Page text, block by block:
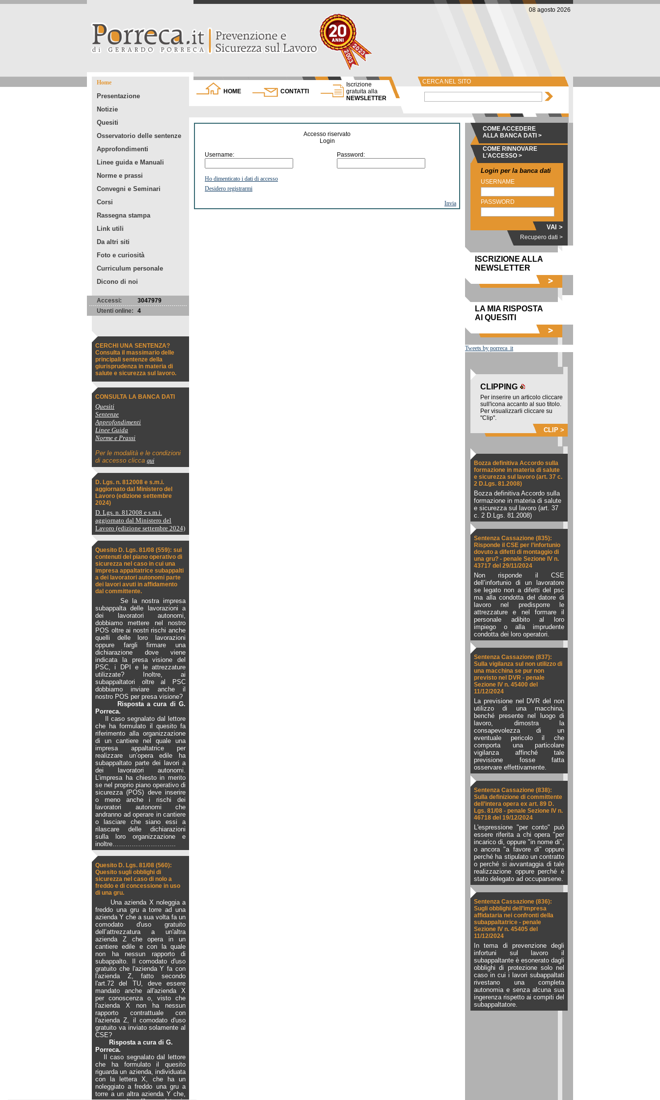
08 agosto 2026
Home
Presentazione
Notizie
Quesiti
Osservatorio delle sentenze
Approfondimenti
Linee guida e Manuali
Norme e prassi
Convegni e Seminari
Corsi
Rassegna stampa
Link utili
Da altri siti
Foto e curiosità
Curriculum personale
Dicono di noi
Accessi:
3047979
Utenti online:
4
CERCHI UNA SENTENZA?
Consulta il massimario delle
principali sentenze della
giurisprudenza in materia di
salute e sicurezza sul lavoro.
CONSULTA LA BANCA DATI
Quesiti
Sentenze
Approfondimenti
Linee Guida
Norme e Prassi
Per le modalità e le condizioni
di accesso clicca qui
D. Lgs. n. 812008 e s.m.i.
aggiornato dal Ministero del
Lavoro (edizione settembre
2024)
D. Lgs. n. 812008 e s.m.i.
aggiornato dal Ministero del
Lavoro (edizione settembre 2024)
Quesito D. Lgs. 81/08 (559): sui
contenuti del piano operativo di
sicurezza nel caso in cui una
impresa appaltatrice subappalti
a dei lavoratori autonomi parte
dei lavori avuti in affidamento
dal committente.
Se la nostra impresa
subappalta delle lavorazioni a
dei lavoratori autonomi,
dobbiamo mettere nel nostro
POS oltre ai nostri rischi anche
quelli delle loro lavorazioni
oppure fargli firmare una
dichiarazione dove viene
indicata la presa visione del
PSC, i DPI e le attrezzature
utilizzate? Inoltre, ai
subappaltatori oltre al PSC
dobbiamo inviare anche il
nostro POS per presa visione?
Risposta a cura di G.
Porreca.
Il caso segnalato dal lettore
che ha formulato il quesito fa
riferimento alla organizzazione
di un cantiere nel quale una
impresa appaltatrice per
realizzare un’opera edile ha
subappaltato parte dei lavori a
dei lavoratori autonomi.
L’impresa ha chiesto in merito
se nel proprio piano operativo di
sicurezza (POS) deve inserire
o meno anche i rischi dei
lavoratori autonomi che
andranno ad operare in cantiere
o lasciare che siano essi a
rilascare delle dichiarazioni
sulla loro organizzazione e
inoltre………………………...
Quesito D. Lgs. 81/08 (560):
Quesito sugli obblighi di
sicurezza nel caso di nolo a
freddo e di concessione in uso
di una gru.
Una azienda X noleggia a
freddo una gru a torre ad una
azienda Y che a sua volta fa un
comodato d'uso gratuito
dell’attrezzatura a un'altra
azienda Z che opera in un
cantiere edile e con la quale
non ha nessun rapporto di
subappalto. Il comodato d'uso
gratuito che l'azienda Y fa con
l'azienda Z, fatto secondo
l'art.72 del TU, deve essere
mandato anche all'azienda X
per conoscenza o, visto che
l'azienda X non ha nessun
rapporto contrattuale con
l'azienda Z, il comodato d'uso
gratuito va inviato solamente al
CSE?
Risposta a cura di G.
Porreca.
Il caso segnalato dal lettore
che ha formulato il quesito
riguarda un azienda, individuata
con la lettera X, che ha un
noleggiato a freddo una gru a
torre a un altra azienda Y che,
HOME CONTATTI
Iscrizione
gratuita alla
NEWSLETTER
CERCA NEL SITO
Accesso riservato
Login
Username:
Password:
Ho dimenticato i dati di accesso
Desidero registrarmi
Invia
COME ACCEDERE
ALLA BANCA DATI >
COME RINNOVARE
L'ACCESSO >
Login per la banca dati
USERNAME
PASSWORD
VAI >
Recupero dati >
ISCRIZIONE ALLA
NEWSLETTER
LA MIA RISPOSTA
AI QUESITI
Tweets by porreca_it
CLIPPING
Per inserire un articolo cliccare
sull'icona accanto al suo titolo.
Per visualizzarli cliccare su
"Clip".
CLIP >
Bozza definitiva Accordo sulla
formazione in materia di salute
e sicurezza sul lavoro (art. 37 c.
2 D.Lgs. 81.2008)
Bozza definitiva Accordo sulla
formazione in materia di salute
e sicurezza sul lavoro (art. 37
c. 2 D.Lgs. 81.2008)
Sentenza Cassazione (835):
Risponde il CSE per l’infortunio
dovuto a difetti di montaggio di
una gru? - penale Sezione IV n.
43717 del 29/11/2024
Non risponde il CSE
dell’infortunio di un lavoratore
se legato non a difetti del psc
ma alla condotta del datore di
lavoro nel predisporre le
attrezzature e nel formare il
personale adibito al loro
impiego o alla imprudente
condotta dei loro operatori.
Sentenza Cassazione (837):
Sulla vigilanza sul non utilizzo di
una macchina se pur non
previsto nel DVR - penale
Sezione IV n. 45400 del
11/12/2024
La previsione nel DVR del non
utilizzo di una macchina,
benché presente nel luogo di
lavoro, dimostra la
consapevolezza di un
eventuale pericolo il che
comporta una particolare
vigilanza affinché tale
previsione fosse fatta
osservare effettivamente.
Sentenza Cassazione (838):
Sulla definizione di committente
dell’intera opera ex art. 89 D.
Lgs. 81/08 - penale Sezione IV n.
46718 del 19/12/2024
L'espressione "per conto" può
essere riferita a chi opera "per
incarico di, oppure "in nome di",
o ancora "a favore di" oppure
perché ha stipulato un contratto
o perché si avvantaggia di tale
realizzazione oppure perché è
stato delegato ad occuparsene.
Sentenza Cassazione (836):
Sugli obblighi dell’impresa
affidataria nei confronti della
subappaltatrice - penale
Sezione IV n. 45405 del
11/12/2024
In tema di prevenzione degli
infortuni sul lavoro il
subappaltante è esonerato dagli
obblighi di protezione solo nel
caso in cui i lavori subappaltati
rivestano una completa
autonomia e senza alcuna sua
ingerenza rispetto ai compiti del
subappaltatore.